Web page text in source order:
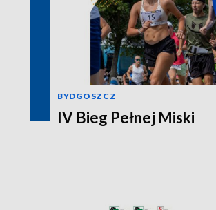
BYDGOSZCZ
IV Bieg Pełnej Miski